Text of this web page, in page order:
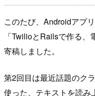
このたび、Androidアプ
「TwilioとRailsで作る
寄稿しました。
第2回目は最近話題のク
使った、テキストを読み